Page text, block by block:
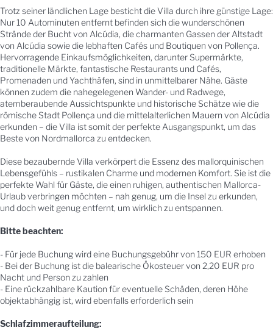
Trotz seiner ländlichen Lage besticht die Villa durch ihre günstige Lage:
Nur 10 Autominuten entfernt befinden sich die wunderschönen
Strände der Bucht von Alcúdia, die charmanten Gassen der Altstadt
von Alcúdia sowie die lebhaften Cafés und Boutiquen von Pollença.
Hervorragende Einkaufsmöglichkeiten, darunter Supermärkte,
traditionelle Märkte, fantastische Restaurants und Cafés,
Promenaden und Yachthäfen, sind in unmittelbarer Nähe. Gäste
können zudem die nahegelegenen Wander- und Radwege,
atemberaubende Aussichtspunkte und historische Schätze wie die
römische Stadt Pollença und die mittelalterlichen Mauern von Alcúdia
erkunden – die Villa ist somit der perfekte Ausgangspunkt, um das
Beste von Nordmallorca zu entdecken.
Diese bezaubernde Villa verkörpert die Essenz des mallorquinischen
Lebensgefühls – rustikalen Charme und modernen Komfort. Sie ist die
perfekte Wahl für Gäste, die einen ruhigen, authentischen Mallorca-
Urlaub verbringen möchten – nah genug, um die Insel zu erkunden,
und doch weit genug entfernt, um wirklich zu entspannen.
Bitte beachten:
- Für jede Buchung wird eine Buchungsgebühr von 150 EUR erhoben
- Bei der Buchung ist die balearische Ökosteuer von 2,20 EUR pro
Nacht und Person zu zahlen
- Eine rückzahlbare Kaution für eventuelle Schäden, deren Höhe
objektabhängig ist, wird ebenfalls erforderlich sein
Schlafzimmeraufteilung: